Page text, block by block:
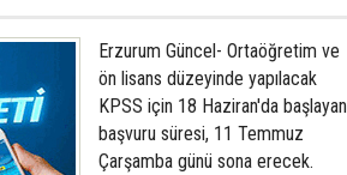
Erzurum Güncel- Ortaöğretim ve
ön lisans düzeyinde yapılacak
KPSS için 18 Haziran'da başlayan
başvuru süresi, 11 Temmuz
Çarşamba günü sona erecek.